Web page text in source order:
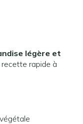
légère et
recette rapide à